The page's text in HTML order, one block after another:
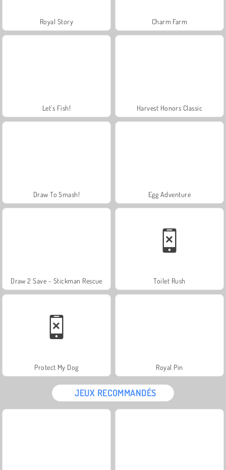
Royal Story Charm Farm
Let's Fish! Harvest Honors Classic
Draw To Smash! Egg Adventure
Draw 2 Save - Stickman Rescue Toilet Rush
Protect My Dog Royal Pin
JEUX RECOMMANDÉS